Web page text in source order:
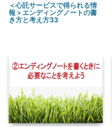
＜心託サービスで得られる情
報＞エンディングノートの書
き方と考え方33